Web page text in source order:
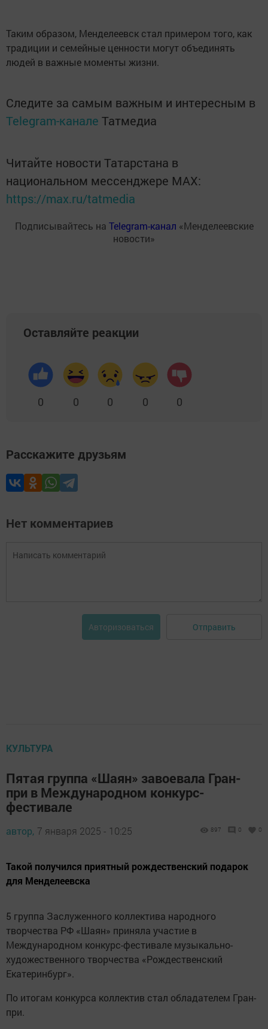
Таким образом, Менделеевск стал примером того, как
традиции и семейные ценности могут объединять
людей в важные моменты жизни.
Следите за самым важным и интересным в
Telegram-канале Татмедиа
Читайте новости Татарстана в
национальном мессенджере MАХ:
https://max.ru/tatmedia
Подписывайтесь на Telegram-канал «Менделеевские
новости»
Оставляйте реакции
0 0 0 0 0
Расскажите друзьям
Нет комментариев
Авторизоваться Отправить
КУЛЬТУРА
Пятая группа «Шаян» завоевала Гран-
при в Международном конкурс-
фестивале
автор, 7 января 2025 - 10:25 897 0 0
Такой получился приятный рождественский подарок
для Менделеевска
5 группа Заслуженного коллектива народного
творчества РФ «Шаян» приняла участие в
Международном конкурс-фестивале музыкально-
художественного творчества «Рождественский
Екатеринбург».
По итогам конкурса коллектив стал обладателем Гран-
при.